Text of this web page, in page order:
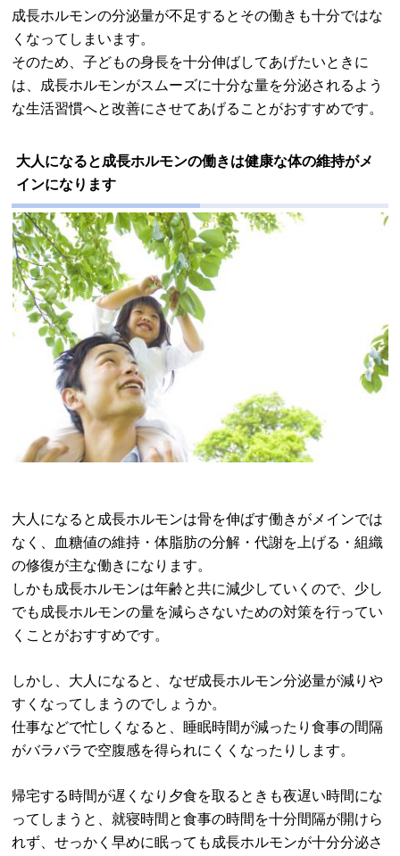
成長ホルモンの分泌量が不足するとその働きも十分ではな
くなってしまいます。
そのため、子どもの身長を十分伸ばしてあげたいときに
は、成長ホルモンがスムーズに十分な量を分泌されるよう
な生活習慣へと改善にさせてあげることがおすすめです。
大人になると成長ホルモンの働きは健康な体の維持がメ
インになります
大人になると成長ホルモンは骨を伸ばす働きがメインでは
なく、血糖値の維持・体脂肪の分解・代謝を上げる・組織
の修復が主な働きになります。
しかも成長ホルモンは年齢と共に減少していくので、少し
でも成長ホルモンの量を減らさないための対策を行ってい
くことがおすすめです。
しかし、大人になると、なぜ成長ホルモン分泌量が減りや
すくなってしまうのでしょうか。
仕事などで忙しくなると、睡眠時間が減ったり食事の間隔
がバラバラで空腹感を得られにくくなったりします。
帰宅する時間が遅くなり夕食を取るときも夜遅い時間にな
ってしまうと、就寝時間と食事の時間を十分間隔が開けら
れず、せっかく早めに眠っても成長ホルモンが十分分泌さ